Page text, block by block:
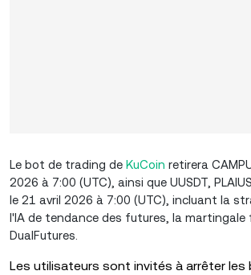
Le bot de trading de KuCoin retirera
2026 à 7:00 (UTC), ainsi que UUSDT,
le 21 avril 2026 à 7:00 (UTC), incluant la
l'IA de tendance des futures, la martingale
DualFutures.
Les utilisateurs sont invités à arrêter